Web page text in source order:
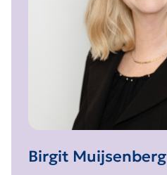
Birgit Muijsenberg